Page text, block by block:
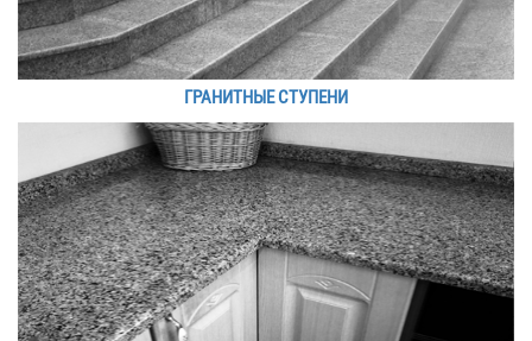
ГРАНИТНЫЕ СТУПЕНИ